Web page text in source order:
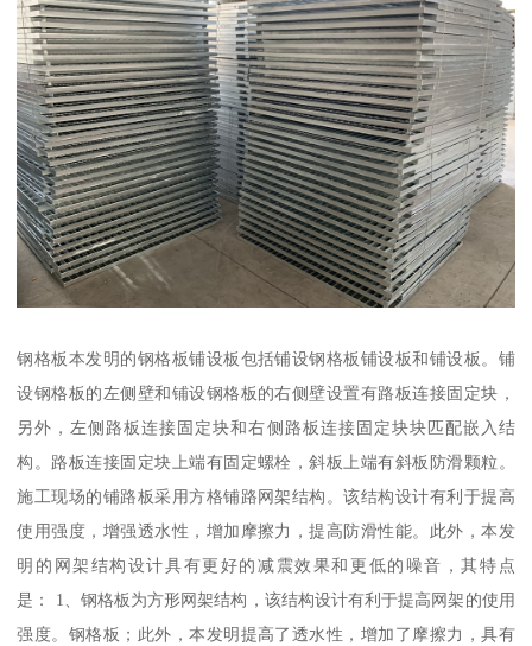
钢格板本发明的钢格板铺设板包括铺设钢格板铺设板和铺设板。铺
设钢格板的左侧壁和铺设钢格板的右侧壁设置有路板连接固定块，
另外，左侧路板连接固定块和右侧路板连接固定块块匹配嵌入结
构。路板连接固定块上端有固定螺栓，斜板上端有斜板防滑颗粒。
施工现场的铺路板采用方格铺路网架结构。该结构设计有利于提高
使用强度，增强透水性，增加摩擦力，提高防滑性能。此外，本发
明的网架结构设计具有更好的减震效果和更低的噪音，其特点
是： 1、钢格板为方形网架结构，该结构设计有利于提高网架的使用
强度。钢格板；此外，本发明提高了透水性，增加了摩擦力，具有